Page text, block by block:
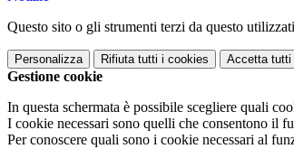
Questo sito o gli strumenti terzi da questo
Personalizza Rifiuta tutti i cookies Accetta tutti
Gestione cookie
In questa schermata è possibile scegliere quali
I cookie necessari sono quelli che consentono il
Per conoscere quali sono i cookie necessari al